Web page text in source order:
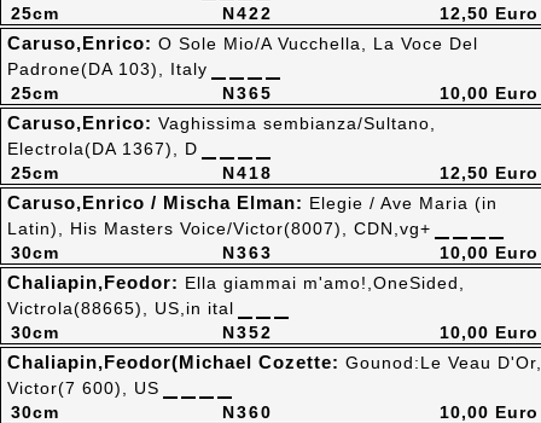
N422
25cm
12,50 Euro
N365
25cm
Caruso,Enrico: O Sole Mio/A Vucchella, La Voce Del
Padrone(DA 103), Italy
10,00 Euro
N418
25cm
Caruso,Enrico: Vaghissima sembianza/Sultano,
Electrola(DA 1367), D
12,50 Euro
N363
30cm
Caruso,Enrico / Mischa Elman: Elegie / Ave Maria (in
Latin), His Masters Voice/Victor(8007), CDN,vg+
10,00 Euro
N352
30cm
Chaliapin,Feodor: Ella giammai m'amo!,OneSided,
Victrola(88665), US,in ital
10,00 Euro
N360
30cm
Chaliapin,Feodor(Michael Cozette: Gounod:Le Veau D'Or,
Victor(7 600), US
10,00 Euro